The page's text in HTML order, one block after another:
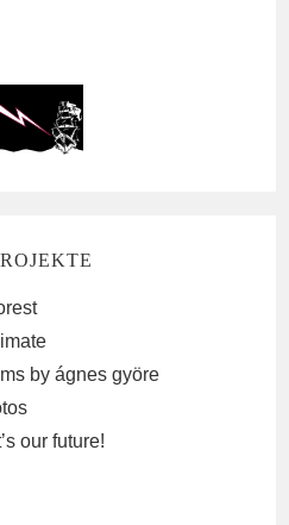
by ágnes györe
our future!